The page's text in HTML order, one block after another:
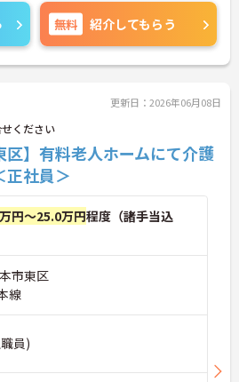
無料 紹介してもらう
更新日：2026年06月08日
ください
区】有料老人ホームにて介護
正社員＞
円～25.0万円程度（諸手当込
市東区
線
員)